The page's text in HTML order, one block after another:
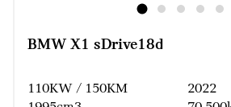
BMW X1 sDrive18d
110KW / 150KM
2022